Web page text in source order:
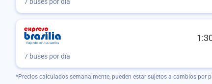
7 buses por día
*Precios calculados semanalmente, pueden estar sujetos a cambios por